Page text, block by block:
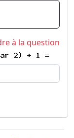
à la question